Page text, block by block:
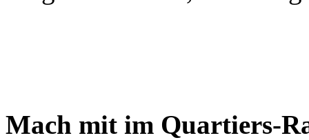
Mach mit im Quartiers-